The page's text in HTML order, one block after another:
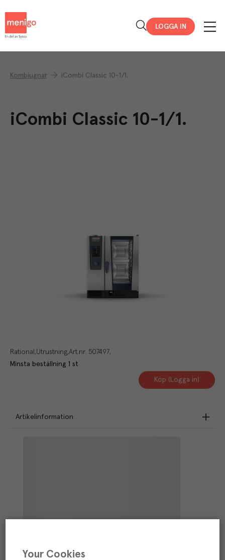
LOGGA IN
Kombiugnar iCombi Classic 10-1/1.
iCombi Classic 10-1/1.
Rational Utrustning Art.nr. 507497
Minsta beställning 1 st
Köp (Logga in)
Artikelinformation
Your Cookies